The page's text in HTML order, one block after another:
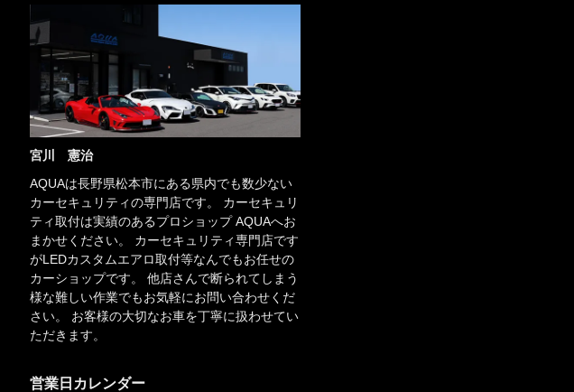
宮川 憲治
AQUAは長野県松本市にある県内でも数少ない
カーセキュリティの専門店です。 カーセキュリ
ティ取付は実績のあるプロショップ AQUAへお
まかせください。 カーセキュリティ専門店です
がLEDカスタムエアロ取付等なんでもお任せの
カーショップです。 他店さんで断られてしまう
様な難しい作業でもお気軽にお問い合わせくだ
さい。 お客様の大切なお車を丁寧に扱わせてい
ただきます。
営業日カレンダー